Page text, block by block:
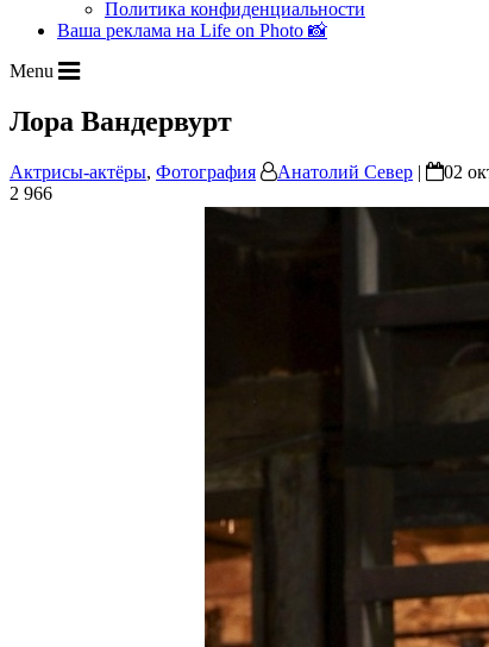
Политика конфиденциальности
Ваша реклама на Life on Photo 📸
Menu
Лора Вандервурт
Актрисы-актёры, Фотография Анатолий Север | 02
2 966